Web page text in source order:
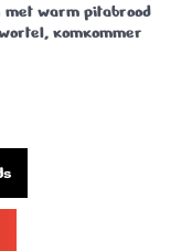
met warm pitabrood
komkommer